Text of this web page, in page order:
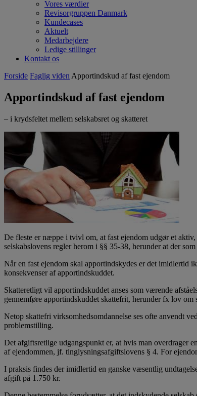
Vores værdier
Revisorgruppen Danmark
Kundecases
Aktuelt
Medarbejdere
Ledige stillinger
Kontakt os
Forside Faglig viden Apportindskud af fast ejendom
Apportindskud af fast ejendom
– i krydsfeltet mellem selskabsret og skatteret
De fleste er næppe i tvivl om, at fast ejendom udgør et
selskabslovens regler herom i §§ 35-38, herunder at der
Når en fast ejendom skal apportindskydes er det imidlertid
konsekvenser af apportindskuddet.
Skatteretligt vil apportindskuddet anses som værende
gennemføre apportindskuddet skattefrit, herunder fx lov om
Netop skattefri virksomhedsomdannelse ses ofte anvendt
problemstilling.
Det afgiftsretlige udgangspunkt er, at hvis man overdrager
af ejendommen, jf. tinglysningsafgiftslovens § 4. For
I praksis findes der imidlertid en ganske væsentlig
afgift på 1.750 kr.